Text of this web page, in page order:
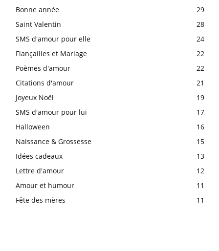
Bonne année
29
Saint Valentin
28
SMS d'amour pour elle
24
Fiançailles et Mariage
22
Poèmes d'amour
22
Citations d'amour
21
Joyeux Noël
19
SMS d'amour pour lui
17
Halloween
16
Naissance & Grossesse
15
Idées cadeaux
13
Lettre d'amour
12
Amour et humour
11
Fête des mères
11